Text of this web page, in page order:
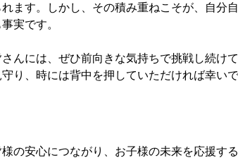
ます。しかし、その積み重ねこそが、自分
実です。
んには、ぜひ前向きな気持ちで挑戦し続け
り、時には背中を押していただければ幸いで
の安心につながり、お子様の未来を応援す